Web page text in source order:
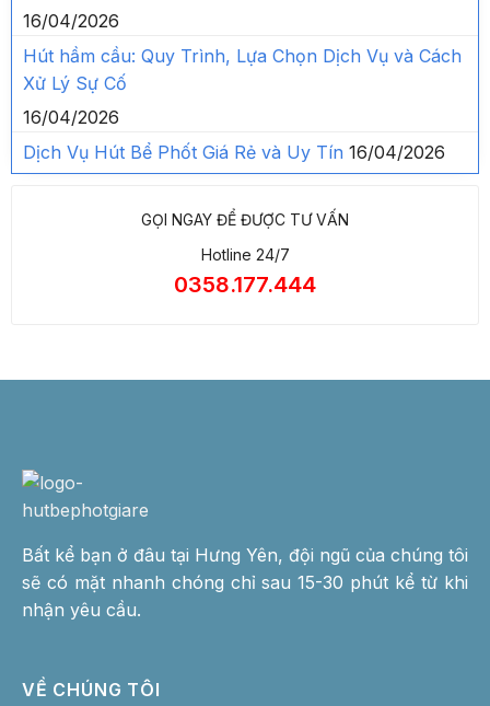
16/04/2026
Hút hầm cầu: Quy Trình, Lựa Chọn Dịch Vụ và Cách
Xử Lý Sự Cố
16/04/2026
Dịch Vụ Hút Bể Phốt Giá Rẻ và Uy Tín 16/04/2026
GỌI NGAY ĐỂ ĐƯỢC TƯ VẤN
Hotline 24/7
0358.177.444
Bất kể bạn ở đâu tại Hưng Yên, đội ngũ của chúng tôi
sẽ có mặt nhanh chóng chỉ sau 15-30 phút kể từ khi
nhận yêu cầu.
VỀ CHÚNG TÔI